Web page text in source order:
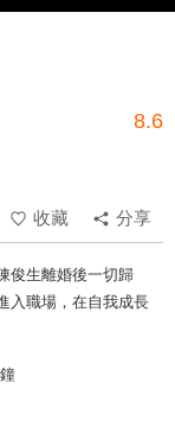
8.6
收藏
分享
俊生離婚後一切歸
入職場，在自我成長